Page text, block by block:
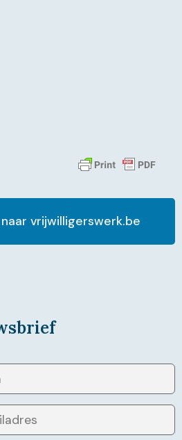
vrijwilligerswerk.be